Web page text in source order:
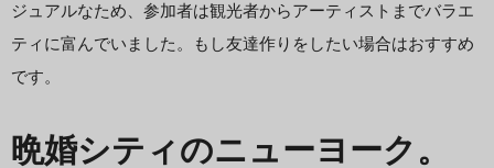
ジュアルなため、参加者は観光者からアーティストまでバラエ
ティに富んでいました。もし友達作りをしたい場合はおすすめ
です。
晩婚シティのニューヨーク。